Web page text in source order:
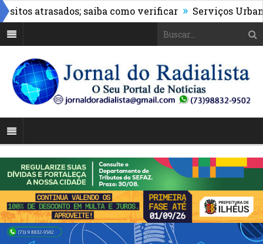
atrasados; saiba como verificar » Serviços Urbanos